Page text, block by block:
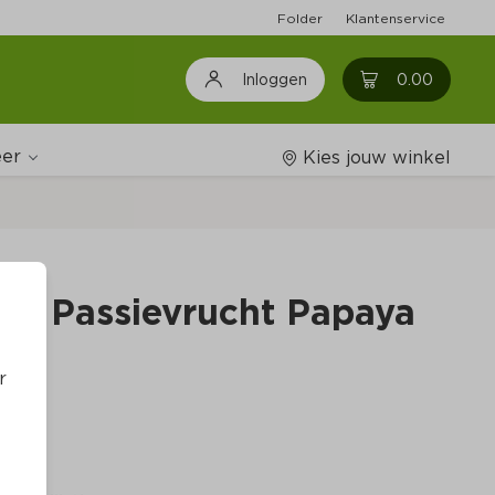
Folder Klantenservice
Inloggen 0.00 0
Wijnshop
Kies jouw winkel
Passievrucht Papaya